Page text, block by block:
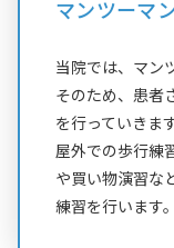
マンツーマ
当院では、マン
そのため、患者
を行っていきます
屋外での歩行練
や買い物演習な
練習を行います。